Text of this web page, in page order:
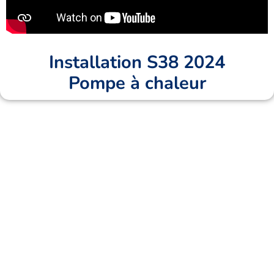
Installation S38 2024
Pompe à chaleur